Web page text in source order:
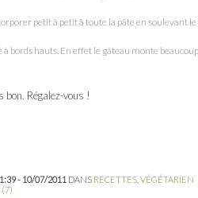
petit à petit à toute la pâte en soulevant le
bords hauts. En effet le gâteau monte beaucoup
Régalez-vous !
- 10/07/2011 DANS RECETTES VÉGÉTARIEN
(7)